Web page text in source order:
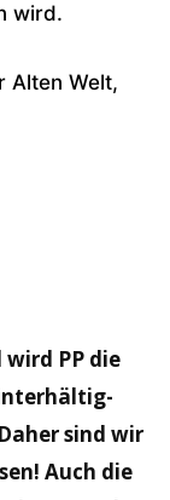
wird.
Alten Welt,
PP die
sind wir
Auch die